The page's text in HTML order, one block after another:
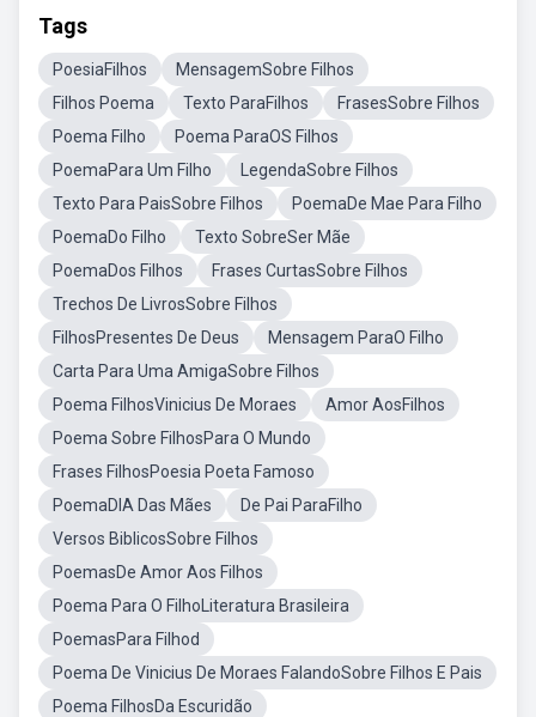
Tags
PoesiaFilhos
MensagemSobre Filhos
Filhos Poema
Texto ParaFilhos
FrasesSobre Filhos
Poema Filho
Poema ParaOS Filhos
PoemaPara Um Filho
LegendaSobre Filhos
Texto Para PaisSobre Filhos
PoemaDe Mae Para Filho
PoemaDo Filho
Texto SobreSer Mãe
PoemaDos Filhos
Frases CurtasSobre Filhos
Trechos De LivrosSobre Filhos
FilhosPresentes De Deus
Mensagem ParaO Filho
Carta Para Uma AmigaSobre Filhos
Poema FilhosVinicius De Moraes
Amor AosFilhos
Poema Sobre FilhosPara O Mundo
Frases FilhosPoesia Poeta Famoso
PoemaDIA Das Mães
De Pai ParaFilho
Versos BiblicosSobre Filhos
PoemasDe Amor Aos Filhos
Poema Para O FilhoLiteratura Brasileira
PoemasPara Filhod
Poema De Vinicius De Moraes FalandoSobre Filhos E Pais
Poema FilhosDa Escuridão